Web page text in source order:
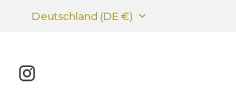
Deutschland (DE €)
Instagram